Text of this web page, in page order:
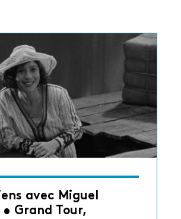
avec Miguel
• Grand Tour,